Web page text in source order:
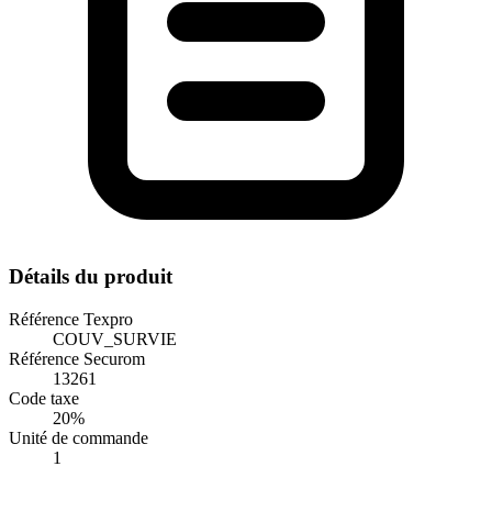
Détails du produit
Référence Texpro
COUV_SURVIE
Référence Securom
13261
Code taxe
20%
Unité de commande
1